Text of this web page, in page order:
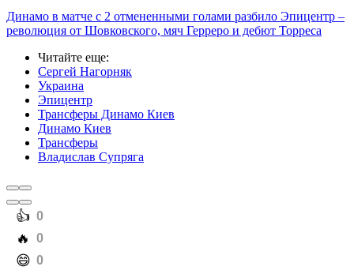
Динамо в матче с 2 отмененными голами разбило Эпицентр –
революция от Шовковского, мяч Герреро и дебют Торреса
Читайте еще:
Сергей Нагорняк
Украина
Эпицентр
Трансферы Динамо Киев
Динамо Киев
Трансферы
Владислав Супряга
️👍 0
️🔥 0
️😄 0